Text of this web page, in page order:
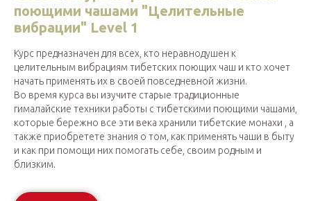
поющими чашами "Целительные
вибрации" Level 1
Курс предназначен для всех, кто неравнодушен к
целительным вибрациям тибетских поющих чаш и кто хочет
начать применять их в своей повседневной жизни.
Во время курса вы изучите старые традиционные
гималайские техники работы с тибетскими поющими чашами,
которые бережно все эти века хранили тибетские монахи , а
также приобретете знания о том, как применять чаши в быту
и как при помощи них помогать себе, своим родным и
близким.